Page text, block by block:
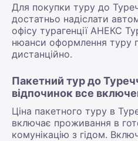
Для покупки туру до
достатньо надіслати
офісу турагенції АНЕКС
нюанси оформлення туру
дистанційно.
Пакетний тур до
відпочинок все
Ціна пакетного туру в
включає проживання в
комунікацію з гідом.